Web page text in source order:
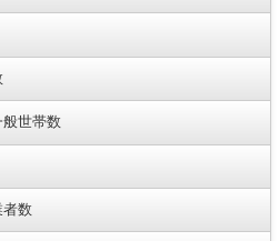
世帯数
者数